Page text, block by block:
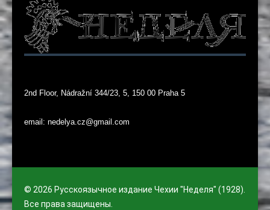
2nd Floor, Nádražní 344/23, 5, 150 00 Praha 5
email: nedelya.cz@gmail.com
© 2026 Русскоязычное издание Чехии "Неделя" (1928).
Все права защищены.